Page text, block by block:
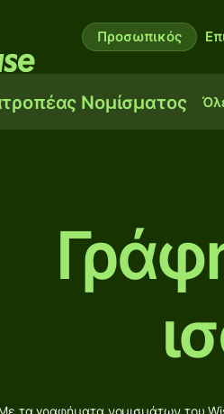
Προσωπικός
Νομίσματος
τα γραφήματα νομισμάτων του